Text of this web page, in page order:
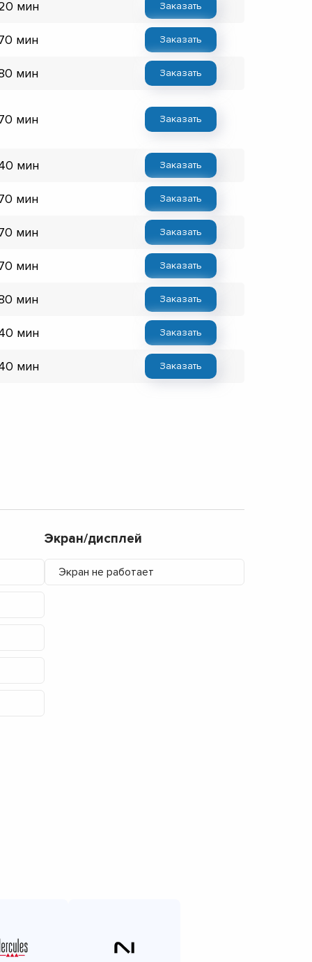
мин Заказать
мин Заказать
мин Заказать
мин Заказать
мин Заказать
мин Заказать
мин Заказать
мин Заказать
мин Заказать
мин Заказать
мин Заказать
Экран/дисплей
Экран не работает